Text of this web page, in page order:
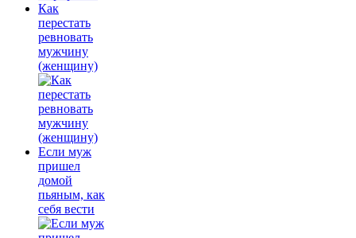
Как
перестать
ревновать
мужчину
(женщину)
Если муж
пришел
домой
пьяным, как
себя вести